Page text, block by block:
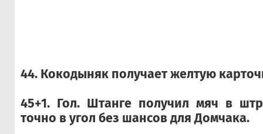
44. Кокодыняк получает желтую
45+1. Гол. Штанге получил мяч в
точно в угол без шансов для Домчака.